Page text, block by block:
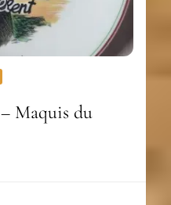
Maquis du